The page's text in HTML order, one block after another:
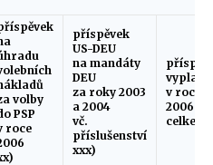
volby
PSP
roce
příspěvek
US-DEU
na mandáty
DEU
za roky 2003
a 2004
vč.
příslušenství
xxx)
v roce
2006
celkem